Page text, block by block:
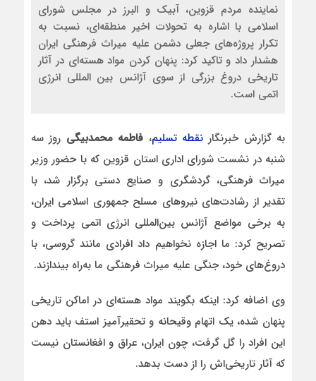
نماینده مردم قزوین، آبیک و البرز در مجلس شورای
اسلامی با اشاره به تحولات اخیر منطقه‌ای، نسبت به
تکرار پروژه‌های جعلی دشمن علیه میراث فرهنگی ایران
هشدار داد و تاکید کرد: پنهان کردن مواد هسته‌ای در آثار
تاریخی دروغ بزرگی از سوی آژانس بین المللی انرژی
اتمی است.
به گزارش خبرنگارنقطه تسلیم، فاطمه محمدبیگی روز سه
شنبه در نشست شورای اداری استان قزوین که با حضور وزیر
میراث فرهنگی، گردشگری و صنایع دستی برگزار شد، با
تقدیر از رشادت‌های نیروهای مسلح جمهوری اسلامی ایران،
به برخی مواضع آژانس بین‌المللی انرژی اتمی پرداخت و
تصریح کرد: ما اجازه نخواهیم داد افرادی مانند گروسی، با
دروغ‌های خود، جنگی علیه میراث فرهنگی ما به‌راه بیندازند.
وی اضافه کرد: اینکه بگویند مواد هسته‌ای در اماکن تاریخی
پنهان شده، یک اتهام وقیحانه و تحقیرآمیز استف باید دهن
این افراد را گل گرفت، چون ایران، عراق و افغانستان نیست
که آثار تاریخی‌اش را از دست بدهد.